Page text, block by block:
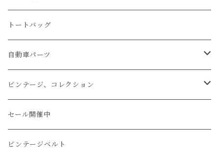
マネークリップ
腕時計
キーホルダー
キーケース
レザーウォッチ
文字盤Mサイズ（φ33mm）
文字盤Sサイズ（φ26mm）
レザーウォレット
ロング
ショート
タバコケース
カードケース
ウォレットロープ
パイソン
リザード
エレファント
ガルーシャ（エイ）
アリゲーター
ハンドステッチ（手縫い）仕立て
ミシンステッチ仕立て
トートバッグ
自動車パーツ
ステアリング
シフトノブ
ビンテージ、コレクション
ウッドキーホルダー
ZIPPO/ジッポー・ライター
セール開催中
ビンテージベルト